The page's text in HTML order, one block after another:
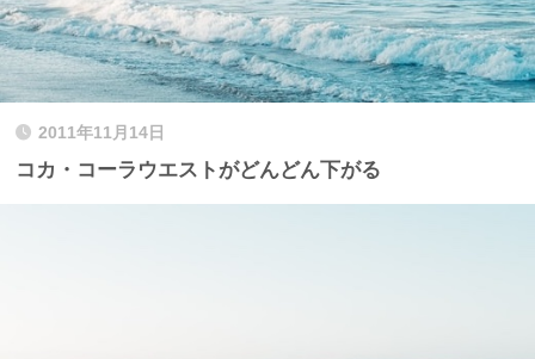
2011年11月14日
コカ・コーラウエストがどんどん下がる